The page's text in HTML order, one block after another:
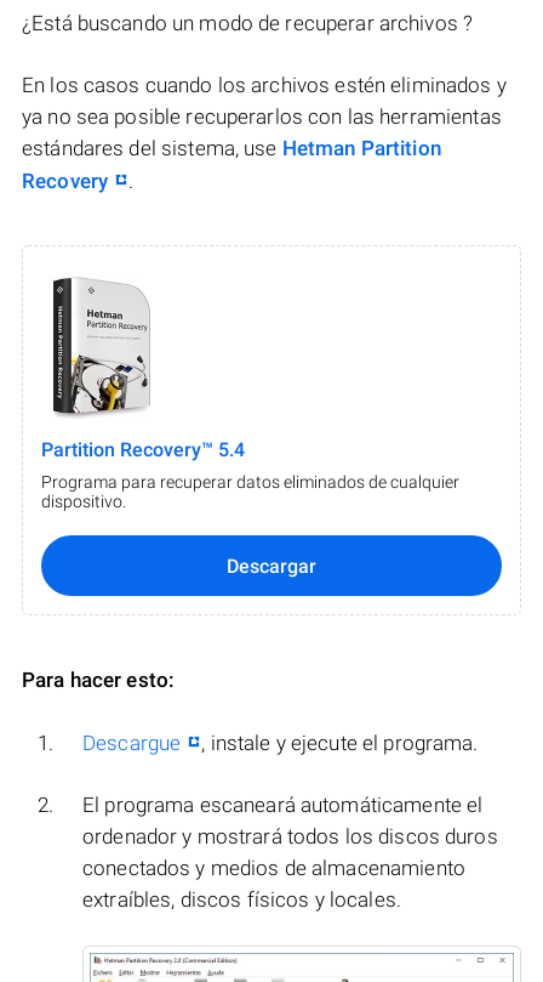
¿Está buscando un modo de recuperar archivos ?
En los casos cuando los archivos estén eliminados y
ya no sea posible recuperarlos con las herramientas
estándares del sistema, use Hetman Partition
Recovery
.
Partition Recovery™ 5.4
Programa para recuperar datos eliminados de cualquier
dispositivo.
Descargar
Para hacer esto:
Descargue , instale y ejecute el programa.
El programa escaneará automáticamente el
ordenador y mostrará todos los discos duros
conectados y medios de almacenamiento
extraíbles, discos físicos y locales.